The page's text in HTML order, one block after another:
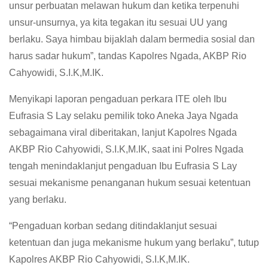
unsur perbuatan melawan hukum dan ketika terpenuhi
unsur-unsurnya, ya kita tegakan itu sesuai UU yang
berlaku. Saya himbau bijaklah dalam bermedia sosial dan
harus sadar hukum”, tandas Kapolres Ngada, AKBP Rio
Cahyowidi, S.I.K,M.IK.
Menyikapi laporan pengaduan perkara ITE oleh Ibu
Eufrasia S Lay selaku pemilik toko Aneka Jaya Ngada
sebagaimana viral diberitakan, lanjut Kapolres Ngada
AKBP Rio Cahyowidi, S.I.K,M.IK, saat ini Polres Ngada
tengah menindaklanjut pengaduan Ibu Eufrasia S Lay
sesuai mekanisme penanganan hukum sesuai ketentuan
yang berlaku.
“Pengaduan korban sedang ditindaklanjut sesuai
ketentuan dan juga mekanisme hukum yang berlaku”, tutup
Kapolres AKBP Rio Cahyowidi, S.I.K,M.IK.